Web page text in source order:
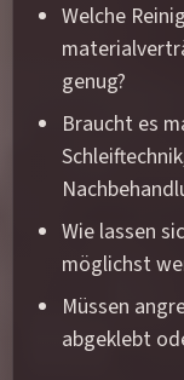
Welche
genug?
Braucht es
Wie lassen
möglichst
Müssen
abgeklebt